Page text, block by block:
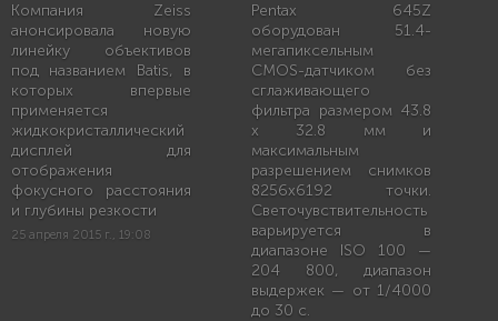
Компания Zeiss
анонсировала новую
линейку объективов
под названием Batis, в
которых впервые
применяeтся
жидкокристаллический
дисплей для
отображения
фокусного расстояния
и глубины резкости
25 апреля 2015 г., 19:08
Pentax 645Z
оборудован 51.4-
мегапиксельным
CMOS-датчиком без
сглаживающего
фильтра размером 43.8
x 32.8 мм и
максимальным
разрешением снимков
8256x6192 точки.
Светочувствительность
варьируется в
диапазоне ISO 100 —
204 800, диапазон
выдержек — от 1/4000
до 30 с.